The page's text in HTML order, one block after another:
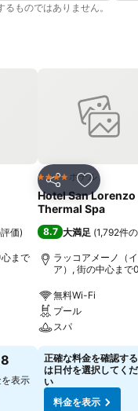
ものではありません。
りに追加
価)
まで
表示
シェア お気に入
4 ホテルのランク
ホテル
Hotel San Lorenzo
Thermal Spa
8.7 大満足 (1,792件
ラッコアメーノ（
ア）, 街の中心まで
無料Wi-Fi
プール
スパ
正確な料金を確認す
は日付を選択してく
い
料金を表示